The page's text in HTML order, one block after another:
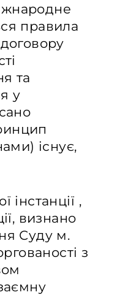
правила
та
у
існує,
,
визнано
Суду м.
з